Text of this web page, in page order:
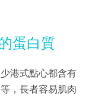
蛋白質
港式點心都含有
，長者容易肌肉